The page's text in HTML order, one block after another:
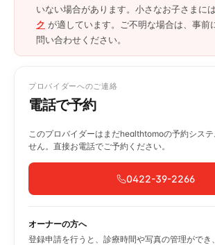
いない場合があります。小さなお子さまには
ク が適しています。ご不明な場合は、事前
問い合わせください。
プロバイダーへのご連絡
電話で予約
このプロバイダーはまだhealthtomoの予約システ
せん。直接お電話でご予約ください。
0422-39-2266
オーナーの方へ
登録申請を行うと、診療時間や写真の管理がで